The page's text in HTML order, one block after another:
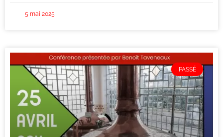
5 mai 2025
PASSÉ